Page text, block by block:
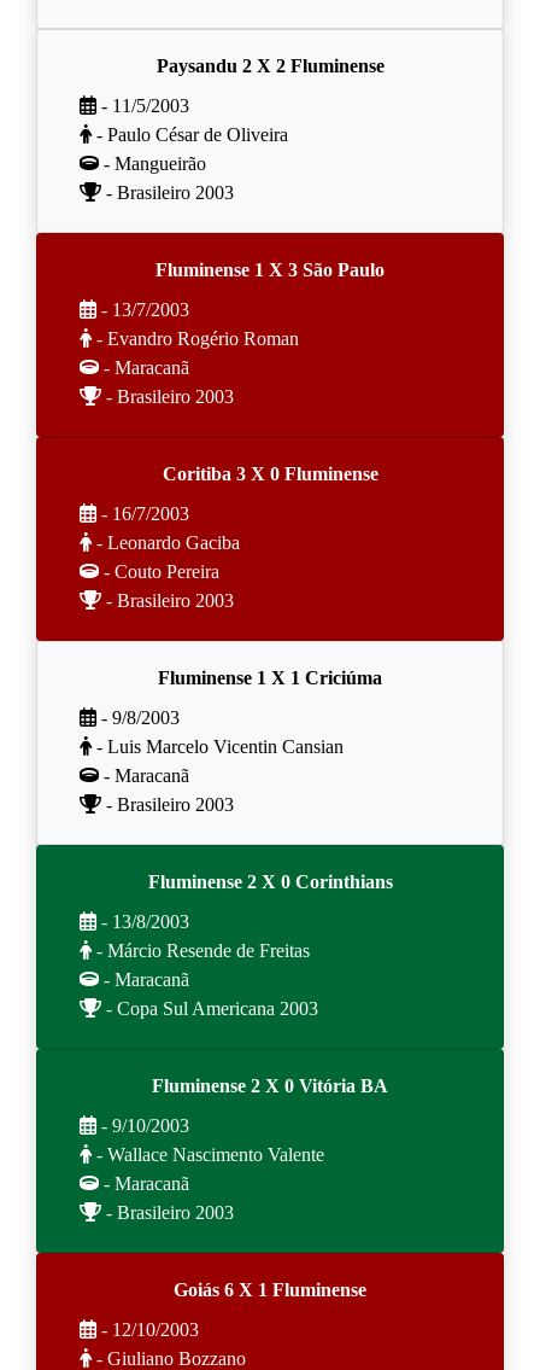
Paysandu 2 X 2 Fluminense
- 11/5/2003
- Paulo César de Oliveira
- Mangueirão
- Brasileiro 2003
Fluminense 1 X 3 São Paulo
- 13/7/2003
- Evandro Rogério Roman
- Maracanã
- Brasileiro 2003
Coritiba 3 X 0 Fluminense
- 16/7/2003
- Leonardo Gaciba
- Couto Pereira
- Brasileiro 2003
Fluminense 1 X 1 Criciúma
- 9/8/2003
- Luis Marcelo Vicentin Cansian
- Maracanã
- Brasileiro 2003
Fluminense 2 X 0 Corinthians
- 13/8/2003
- Márcio Resende de Freitas
- Maracanã
- Copa Sul Americana 2003
Fluminense 2 X 0 Vitória BA
- 9/10/2003
- Wallace Nascimento Valente
- Maracanã
- Brasileiro 2003
Goiás 6 X 1 Fluminense
- 12/10/2003
- Giuliano Bozzano